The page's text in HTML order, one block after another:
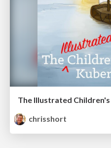
The Illustrated
chrisshort